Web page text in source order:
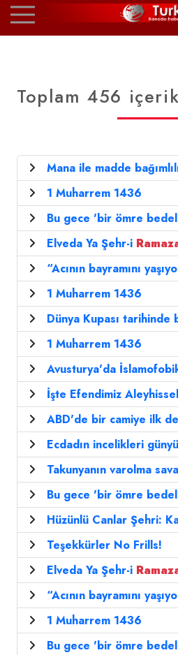
Toplam 456
Mana ile madde
1 Muharrem 1436
Bu gece 'bir ömre
Elveda Ya Şehr-i
“Acının bayramını
1 Muharrem 1436
Dünya Kupası tarihinde
1 Muharrem 1436
Avusturya'da
İşte Efendimiz
ABD'de bir camiye ilk
Ecdadın incelikleri
Takunyanın varolma
Bu gece 'bir ömre
Hüzünlü Canlar Şehri:
Teşekkürler No Frills!
Elveda Ya Şehr-i
“Acının bayramını
1 Muharrem 1436
Bu gece 'bir ömre